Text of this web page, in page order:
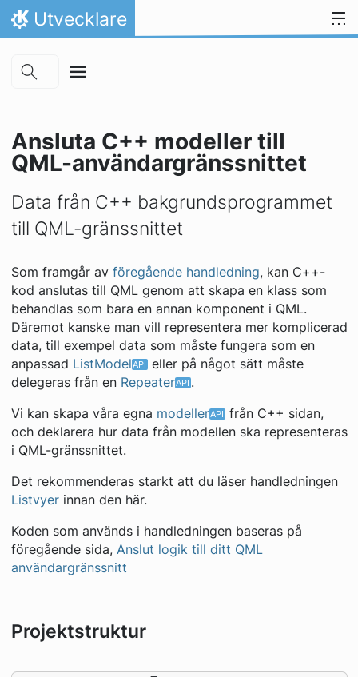
Skip to main content
Gå till innehåll
Hem
Utvecklare
Ansluta C++ modeller till
QML-användargränssnittet
Data från C++ bakgrundsprogrammet
till QML-gränssnittet
Som framgår av föregående handledning, kan C++-
kod anslutas till QML genom att skapa en klass som
behandlas som bara en annan komponent i QML.
Däremot kanske man vill representera mer komplicerad
data, till exempel data som måste fungera som en
anpassad ListModel
eller på något sätt måste
delegeras från en Repeater .
Vi kan skapa våra egna modeller
från C++ sidan,
och deklarera hur data från modellen ska representeras
i QML-gränssnittet.
Det rekommenderas starkt att du läser handledningen
Listvyerinnan den här.
Koden som används i handledningen baseras på
föregående sida, Anslut logik till ditt QML
användargränssnitt
Projektstruktur